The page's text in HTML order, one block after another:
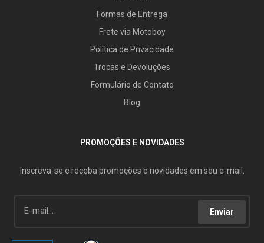
Formas de Entrega
Frete via Motoboy
Política de Privacidade
Trocas e Devoluções
Formulário de Contato
Blog
PROMOÇÕES E NOVIDADES
Inscreva-se e receba promoções e novidades em seu e-mail.
Enviar